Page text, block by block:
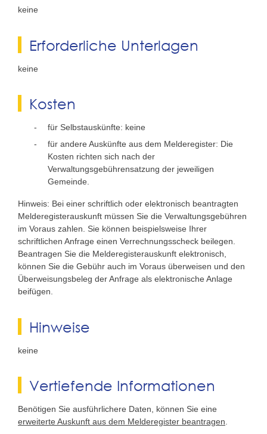
keine
Erforderliche Unterlagen
keine
Kosten
für Selbstauskünfte: keine
für andere Auskünfte aus dem Melderegister: Die
Kosten richten sich nach der
Verwaltungsgebührensatzung der jeweiligen
Gemeinde.
Hinweis: Bei einer schriftlich oder elektronisch beantragten
Melderegisterauskunft müssen Sie die Verwaltungsgebühren
im Voraus zahlen. Sie können beispielsweise Ihrer
schriftlichen Anfrage einen Verrechnungsscheck beilegen.
Beantragen Sie die Melderegisterauskunft elektronisch,
können Sie die Gebühr auch im Voraus überweisen und den
Überweisungsbeleg der Anfrage als elektronische Anlage
beifügen.
Hinweise
keine
Vertiefende Informationen
Benötigen Sie ausführlichere Daten, können Sie eine
erweiterte Auskunft aus dem Melderegister beantragen.